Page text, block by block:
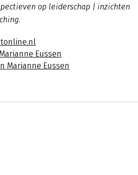
op leiderschap | inzichten
Eussen
Marianne Eussen